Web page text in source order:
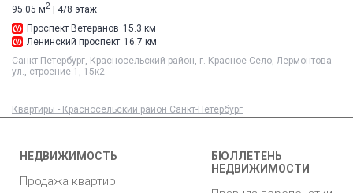
95.05 м2 | 4/8 этаж
Проспект Ветеранов 15.3 км
Ленинский проспект 16.7 км
Санкт-Петербург, Красносельский район, г. Красное Село, Лермонтова
ул., строение 1, 15к2
Квартиры - Красносельский район Санкт-Петербург
НЕДВИЖИМОСТЬ
Продажа квартир
БЮЛЛЕТЕНЬ
НЕДВИЖИМОСТИ